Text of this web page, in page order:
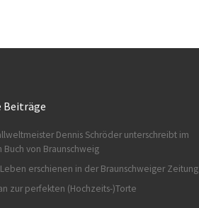
Beiträge
Dennis Schröder unterschreibt im
Buch von Braunschweig
Leben erschienen in der Braunschweiger Zeitung
zur perfekten (Hochzeits-)Torte